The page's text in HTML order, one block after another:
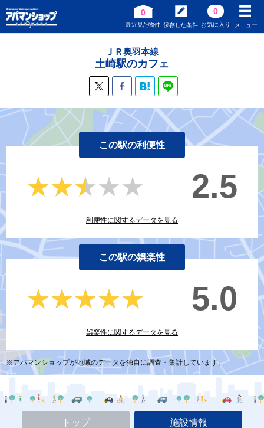
0
最近見た物件 保存した条件
0
お気に入り メニュー
ＪＲ奥羽本線
土崎駅のカフェ
この駅の利便性
★★★★★
★★★★★ 2.5
利便性に関するデータを見る
この駅の娯楽性
★★★★★
★★★★★ 5.0
娯楽性に関するデータを見る
※アパマンショップが地域のデータを独自に調査・集計しています。
トップ 施設情報